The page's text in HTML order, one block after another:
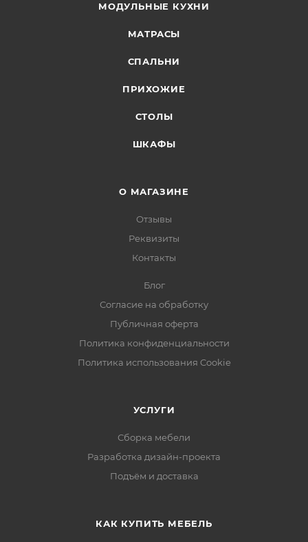
МОДУЛЬНЫЕ КУХНИ
МАТРАСЫ
СПАЛЬНИ
ПРИХОЖИЕ
СТОЛЫ
ШКАФЫ
О МАГАЗИНЕ
Отзывы
Реквизиты
Контакты
Блог
Согласие на обработку
Публичная оферта
Политика конфиденциальности
Политика использования Cookie
УСЛУГИ
Сборка мебели
Разработка дизайн-проекта
Подъём и доставка
КАК КУПИТЬ МЕБЕЛЬ